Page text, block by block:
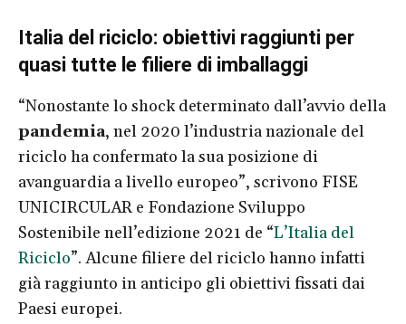
Italia del riciclo: obiettivi raggiunti per
quasi tutte le filiere di imballaggi
“Nonostante lo shock determinato dall’avvio della
pandemia, nel 2020 l’industria nazionale del
riciclo ha confermato la sua posizione di
avanguardia a livello europeo”, scrivono FISE
UNICIRCULAR e Fondazione Sviluppo
Sostenibile nell’edizione 2021 de “L’Italia del
Riciclo”. Alcune filiere del riciclo hanno infatti
già raggiunto in anticipo gli obiettivi fissati dai
Paesi europei.